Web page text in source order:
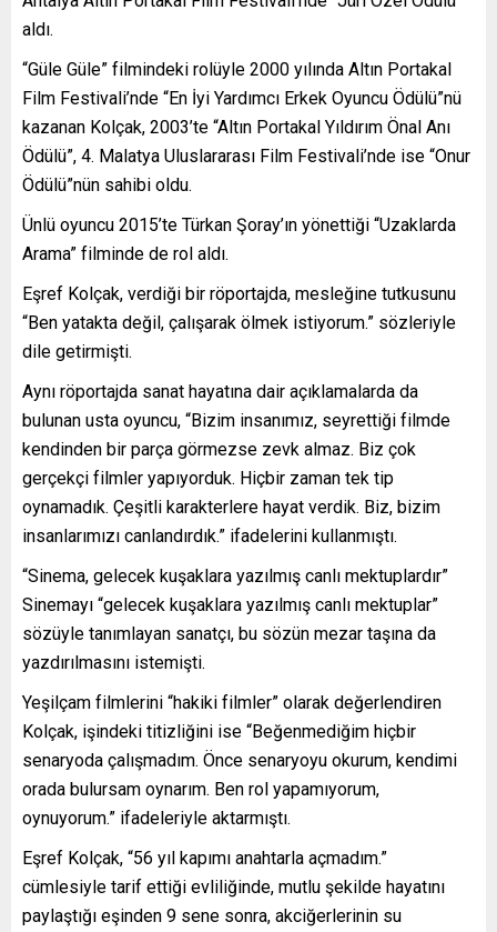
aldı.
“Güle Güle” filmindeki rolüyle 2000 yılında Altın Portakal
Film Festivali’nde “En İyi Yardımcı Erkek Oyuncu Ödülü”nü
kazanan Kolçak, 2003’te “Altın Portakal Yıldırım Önal Anı
Ödülü”, 4. Malatya Uluslararası Film Festivali’nde ise “Onur
Ödülü”nün sahibi oldu.
Ünlü oyuncu 2015’te Türkan Şoray’ın yönettiği “Uzaklarda
Arama” filminde de rol aldı.
Eşref Kolçak, verdiği bir röportajda, mesleğine tutkusunu
“Ben yatakta değil, çalışarak ölmek istiyorum.” sözleriyle
dile getirmişti.
Aynı röportajda sanat hayatına dair açıklamalarda da
bulunan usta oyuncu, “Bizim insanımız, seyrettiği filmde
kendinden bir parça görmezse zevk almaz. Biz çok
gerçekçi filmler yapıyorduk. Hiçbir zaman tek tip
oynamadık. Çeşitli karakterlere hayat verdik. Biz, bizim
insanlarımızı canlandırdık.” ifadelerini kullanmıştı.
“Sinema, gelecek kuşaklara yazılmış canlı mektuplardır”
Sinemayı “gelecek kuşaklara yazılmış canlı mektuplar”
sözüyle tanımlayan sanatçı, bu sözün mezar taşına da
yazdırılmasını istemişti.
Yeşilçam filmlerini “hakiki filmler” olarak değerlendiren
Kolçak, işindeki titizliğini ise “Beğenmediğim hiçbir
senaryoda çalışmadım. Önce senaryoyu okurum, kendimi
orada bulursam oynarım. Ben rol yapamıyorum,
oynuyorum.” ifadeleriyle aktarmıştı.
Eşref Kolçak, “56 yıl kapımı anahtarla açmadım.”
cümlesiyle tarif ettiği evliliğinde, mutlu şekilde hayatını
paylaştığı eşinden 9 sene sonra, akciğerlerinin su